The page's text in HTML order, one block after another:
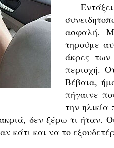
–
ασφαλή.
τηρούμε
άκρες
περιοχή.
Βέβαια,
πήγαινε
την
δεν ξέρω τι ήταν.
κάτι και να το